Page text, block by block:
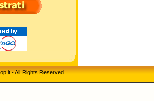
- All Rights Reserved